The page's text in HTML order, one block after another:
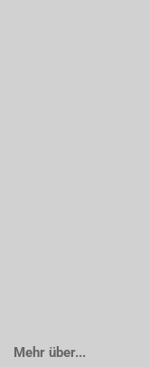
Mehr über...